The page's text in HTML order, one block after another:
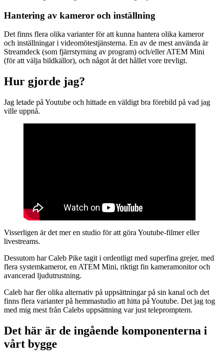
Hantering av kameror och inställning
Det finns flera olika varianter för att kunna hantera olika kameror
och inställningar i videomötestjänsterna. En av de mest använda är
Streamdeck (som fjärrstyrning av program) och/eller ATEM Mini
(för att välja bildkällor), och något åt det hållet vore trevligt.
Hur gjorde jag?
Jag letade på Youtube och hittade en väldigt bra förebild på vad jag
ville uppnå.
Visserligen är det mer en studio för att göra Youtube-filmer eller
livestreams.
Dessutom har Caleb Pike tagit i ordentligt med superfina grejer, med
flera systemkameror, en ATEM Mini, riktigt fin kameramonitor och
avancerad ljudutrustning.
Caleb har fler olika alternativ på uppsättningar på sin kanal och det
finns flera varianter på hemmastudio att hitta på Youtube. Det jag tog
med mig mest från Calebs uppsättning var just telepromptern.
Det här är de ingående komponenterna i
vårt bygge